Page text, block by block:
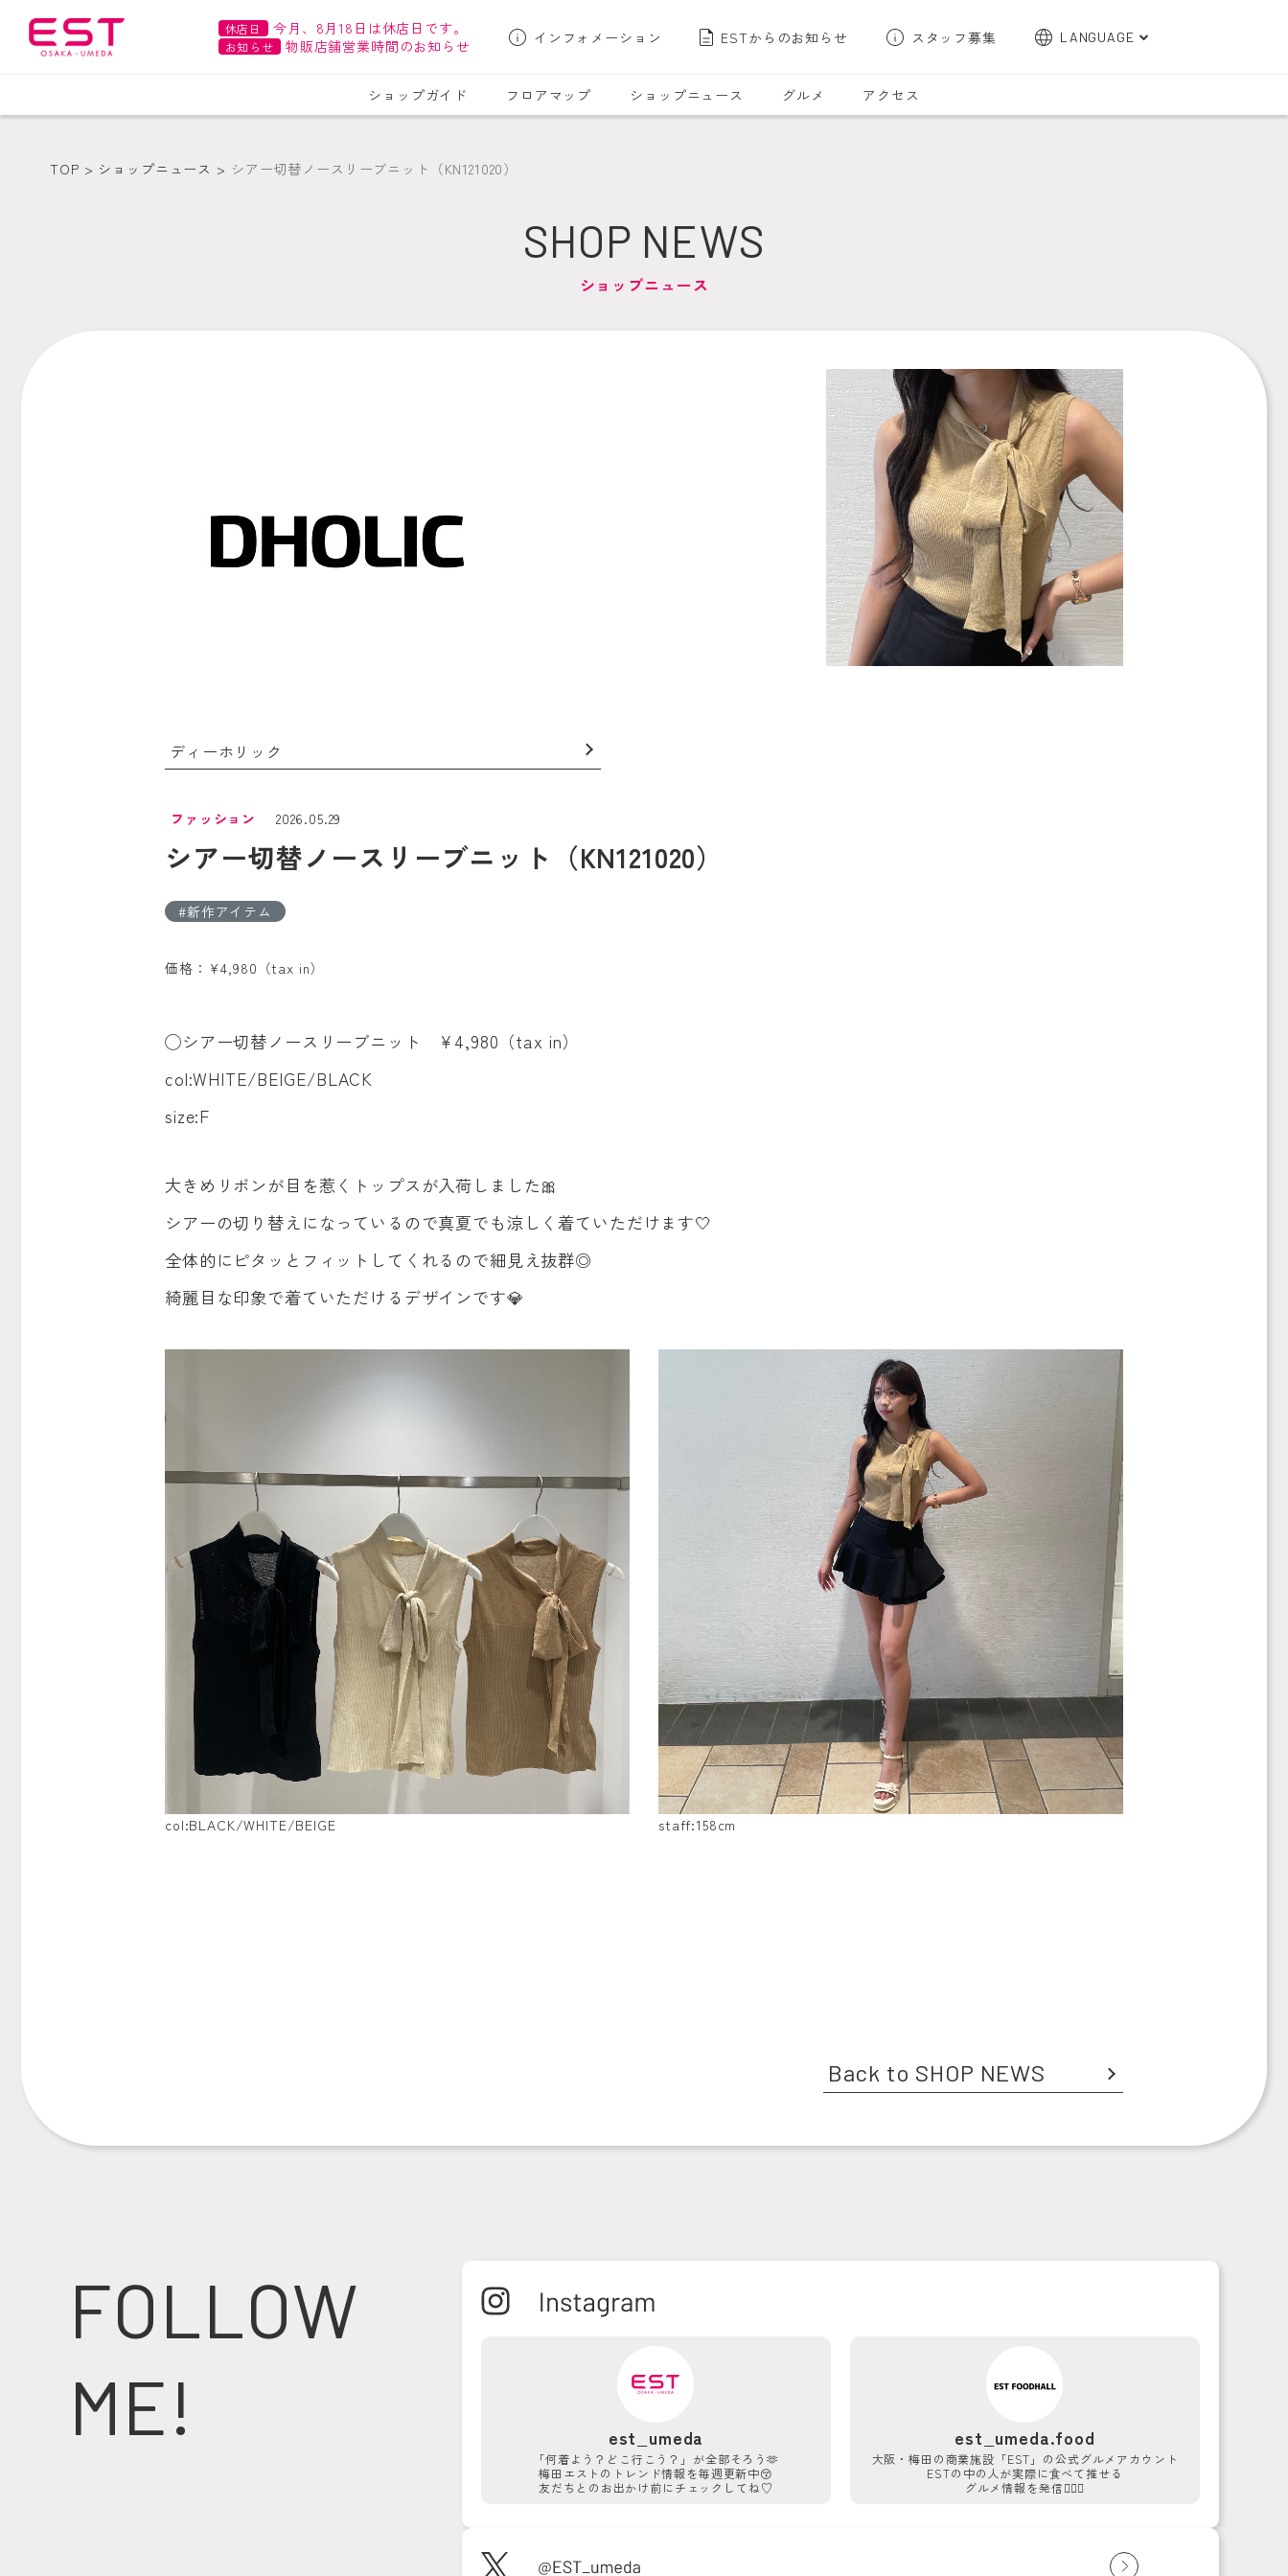
休店日 今月、8月18日は休店日です。
お知らせ 物販店舗営業時間のお知らせ インフォメーション ESTからのお知らせ スタッフ募集 LANGUAGE
한국어
ショップガイド フロアマップ ショップニュース グルメ アクセス
TOP ショップニュース シアー切替ノースリーブニット（KN121020）
SHOP NEWS
ショップニュース
ディーホリック
ファッション 2026.05.29
シアー切替ノースリーブニット（KN121020）
新作アイテム
価格：¥4,980（tax in）
◯シアー切替ノースリーブニット ¥4,980（tax in）
col:WHITE/BEIGE/BLACK
size:F
大きめリボンが目を惹くトップスが入荷しました🎀
シアーの切り替えになっているので真夏でも涼しく着ていただけます🤍
全体的にピタッとフィットしてくれるので細見え抜群◎
綺麗目な印象で着ていただけるデザインです💎
col:BLACK/WHITE/BEIGE staff:158cm
Back to SHOP NEWS
FOLLOW
ME!
est_umeda
「何着よう？どこ行こう？」が全部そろう🫶
梅田エストのトレンド情報を毎週更新中😚
友だちとのお出かけ前にチェックしてね♡
est_umeda.food
大阪・梅田の商業施設「EST」の公式グルメアカウント
ESTの中の人が実際に食べて推せる
グルメ情報を発信💁‍♀️✨